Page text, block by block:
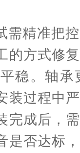
精准把控
的方式修
稳。轴承
装过程中
完成后，
是否达标